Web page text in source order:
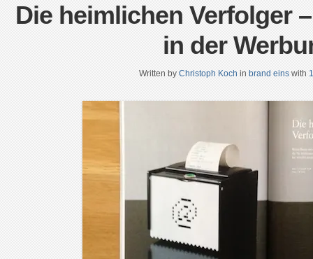
Die heimlichen Verfolger
in der
Written by Christoph Koch in brand eins with